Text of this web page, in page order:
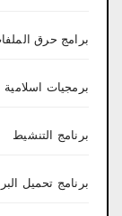
برامج حرق
برمجيات اسلامية
برنامج التنشيط
برنامج تحميل